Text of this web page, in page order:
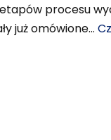
procesu
już omówione…